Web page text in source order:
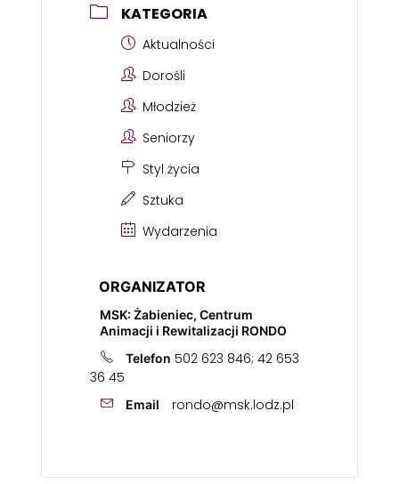
KATEGORIA
Aktualności
Dorośli
Młodzież
Seniorzy
Styl życia
Sztuka
Wydarzenia
ORGANIZATOR
MSK: Żabieniec, Centrum
Animacji i Rewitalizacji RONDO
Telefon 502 623 846; 42 653
36 45
Email rondo@msk.lodz.pl